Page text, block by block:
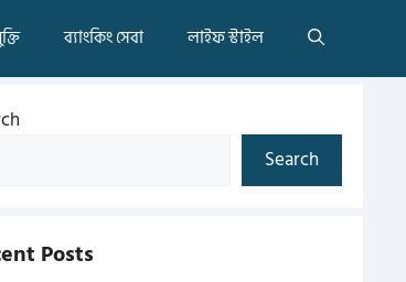
ব্যাংকিং সেবা লাইফ স্টাইল
Search
Posts